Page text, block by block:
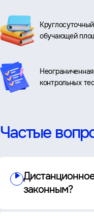
обучающей
контрольных
Частые
законным?